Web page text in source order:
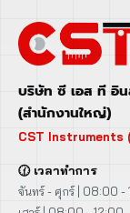
บริษัท ซี เอส ที อิ
(สำนักงานใหญ่)
CST Instruments
🕜 เวลาทำการ
จันทร์ - ศุกร์ | 08:00 -